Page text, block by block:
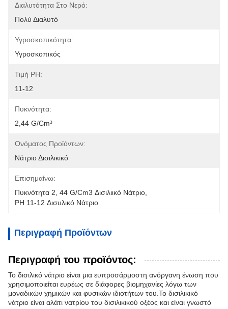
Διαλυτότητα Στο Νερό:
Πολύ Διαλυτό
Υγροσκοπικότητα:
Υγροσκοπικός
Τιμή PH:
11-12
Πυκνότητα:
2,44 G/cm³
Ονόματος Προϊόντων:
Νάτριο Δισιλικικό
Επισημαίνω:
Πυκνότητα 2 44 G/cm3 Δισιλιικό Νάτριο
PH 11-12 Δισυλικό Νάτριο
Περιγραφή Προϊόντων
Περιγραφή του προϊόντος:
Το δισιλικό νάτριο είναι μια ευπροσάρμοστη ανόργανη ένωση που
χρησιμοποιείται ευρέως σε διάφορες βιομηχανίες λόγω των
μοναδικών χημικών και φυσικών ιδιοτήτων του.Το δισιλικικό
νάτριο είναι αλάτι νατρίου του δισιλικικού οξέος και είναι γνωστό